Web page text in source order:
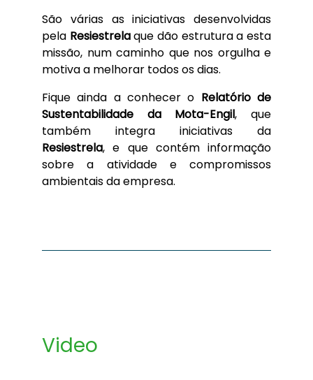
São várias as iniciativas desenvolvidas
pela Resiestrelaque dão estrutura a esta
missão, num caminho que nos orgulha e
motiva a melhorar todos os dias.
Fique ainda a conhecer o Relatório de
Sustentabilidade da Mota-Engil, que
também integra iniciativas da
Resiestrela, e que contém informação
sobre a atividade e compromissos
ambientais da empresa.
Video